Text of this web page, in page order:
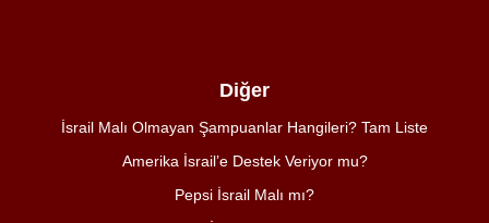
Diğer
İsrail Malı Olmayan Şampuanlar Hangileri? Tam Liste
Amerika İsrail’e Destek Veriyor mu?
Pepsi İsrail Malı mı?